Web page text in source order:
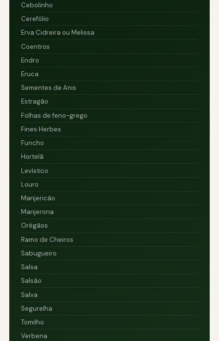
Cebolinho
Cerefólio
Erva Cidreira ou Melissa
Coentros
Endro
Eruca
Sementes de Anis
Estragão
Folhas de feno-grego
Fines Herbes
Funcho
Hortelã
Levístico
Louro
Manjericão
Manjerona
Orégãos
Ramo de Cheiros
Sabugueiro
Salsa
Salsão
Salva
Segurelha
Tomilho
Verbena